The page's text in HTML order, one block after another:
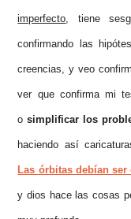
imperfecto, tiene
confirmando las
creencias, y veo
ver que confirma mi
o simplificar los
haciendo así
Las órbitas debían ser
y dios hace las cosas